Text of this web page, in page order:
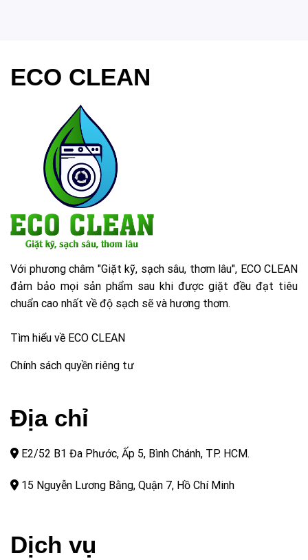
ECO CLEAN
Với phương châm "Giặt kỹ, sạch sâu, thơm lâu", ECO CLEAN
đảm bảo mọi sản phẩm sau khi được giặt đều đạt tiêu
chuẩn cao nhất về độ sạch sẽ và hương thơm.
Tìm hiểu về ECO CLEAN
Chính sách quyền riêng tư
Địa chỉ
E2/52 B1 Đa Phước, Ấp 5, Bình Chánh, TP. HCM.
15 Nguyễn Lương Bằng, Quận 7, Hồ Chí Minh
Dịch vụ